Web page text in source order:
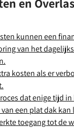
kunnen een
van het
kosten als er
dat enige tijd in
een plat dak
toegang tot de